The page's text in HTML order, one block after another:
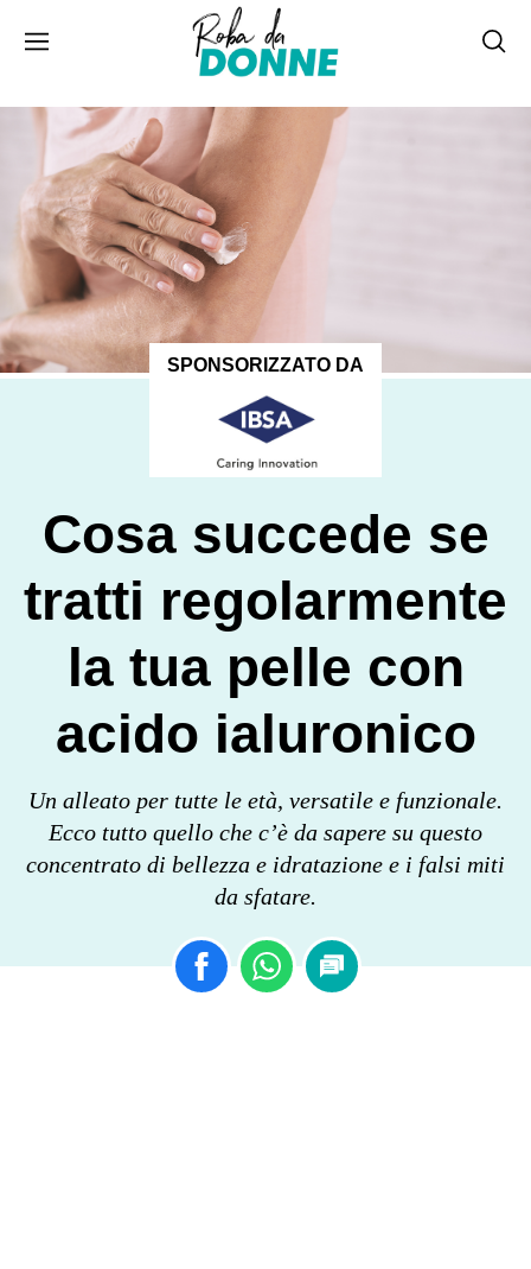
SPONSORIZZATO DA
Cosa succede se
tratti regolarmente
la tua pelle con
acido ialuronico
Un alleato per tutte le età, versatile e funzionale.
Ecco tutto quello che c’è da sapere su questo
concentrato di bellezza e idratazione e i falsi miti
da sfatare.